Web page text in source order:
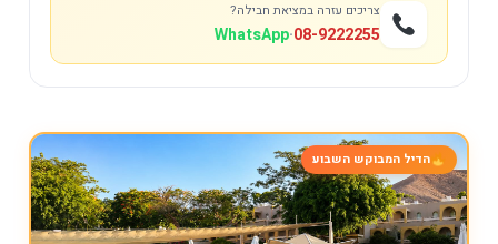
צריכים עזרה במציאת חבילה?
08-9222255
·
WhatsApp
הדיל המבוקש השבוע